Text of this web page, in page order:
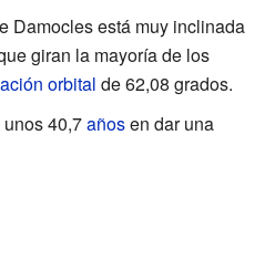
Damocles está muy inclinada
giran la mayoría de los
orbital de 62,08 grados.
unos 40,7añosen dar una